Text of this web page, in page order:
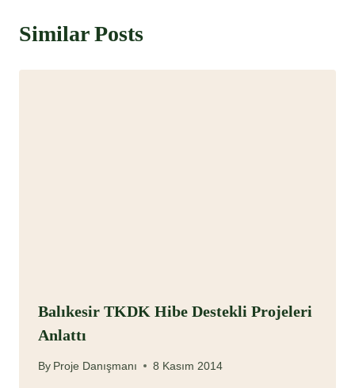
Similar Posts
Balıkesir TKDK Hibe Destekli Projeleri
Anlattı
By Proje Danışmanı 8 Kasım 2014